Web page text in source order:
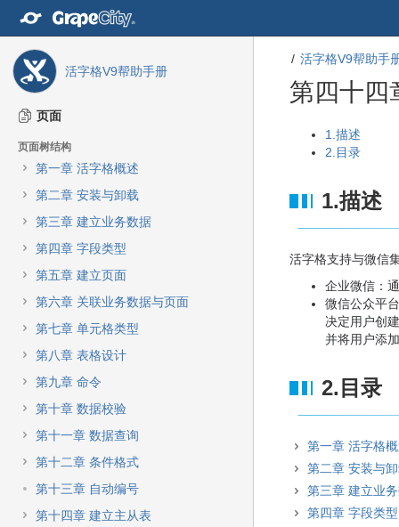
活字格V9帮助手册
页面
页面树结构
第一章 活字格概述
第二章 安装与卸载
第三章 建立业务数据
第四章 字段类型
第五章 建立页面
第六章 关联业务数据与页面
第七章 单元格类型
第八章 表格设计
第九章 命令
第十章 数据校验
第十一章 数据查询
第十二章 条件格式
第十三章 自动编号
第十四章 建立主从表
活字格V9帮助手
第四十四
1.描述
2.目录
1.描述
活字格支持与微信
企业微信：
微信公众平
决定用户创
并将用户添
2.目录
第一章 活字格
第二章 安装与
第三章 建立业
第四章 字段类型